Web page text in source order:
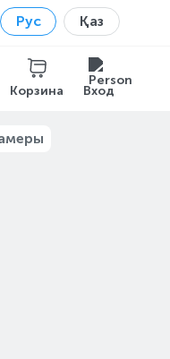
Рус Қаз
Корзина Вход